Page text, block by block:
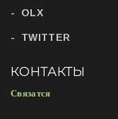
OLX
TWITTER
КОНТАКТЫ
Связатся